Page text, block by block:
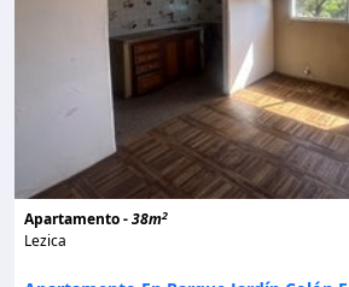
Apartamento -38m2
Lezica